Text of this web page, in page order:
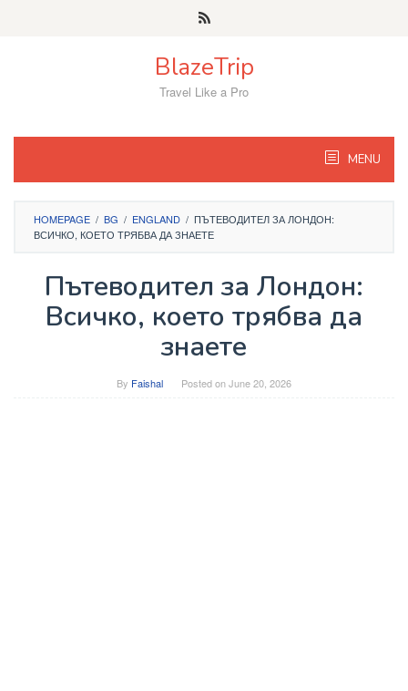
BlazeTrip
Travel Like a Pro
MENU
HOMEPAGE / BG / ENGLAND / ПЪТЕВОДИТЕЛ ЗА ЛОНДОН:
ВСИЧКО, КОЕТО ТРЯБВА ДА ЗНАЕТЕ
Пътеводител за Лондон:
Всичко, което трябва да
знаете
By Faishal Posted onJune 20, 2026